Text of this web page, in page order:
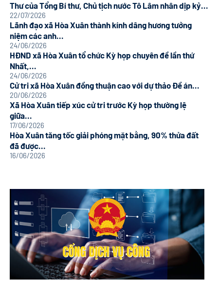
Thư của Tổng Bí thư, Chủ tịch nước Tô Lâm nhân dịp kỷ...
22/07/2026
Lãnh đạo xã Hòa Xuân thành kính dâng hương tưởng
niệm các anh...
24/06/2026
HĐND xã Hòa Xuân tổ chức Kỳ họp chuyên đề lần thứ
Nhất,...
24/06/2026
Cử tri xã Hòa Xuân đồng thuận cao với dự thảo Đề án...
20/06/2026
Xã Hòa Xuân tiếp xúc cử tri trước Kỳ họp thường lệ
giữa...
17/06/2026
Hòa Xuân tăng tốc giải phóng mặt bằng, 90% thửa đất
đã được...
16/06/2026